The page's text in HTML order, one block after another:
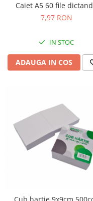
Caiet A5 60 file
7,97 RON
IN STOC
ADAUGA IN COS